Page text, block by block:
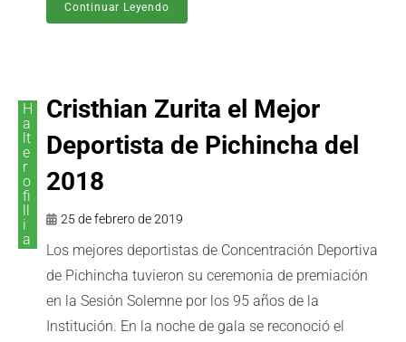
Continuar Leyendo
H
a
lt
e
r
o
fi
i
a
Cristhian Zurita el Mejor
Deportista de Pichincha del
2018
25 de febrero de 2019
Los mejores deportistas de Concentración Deportiva
de Pichincha tuvieron su ceremonia de premiación
en la Sesión Solemne por los 95 años de la
Institución. En la noche de gala se reconoció el